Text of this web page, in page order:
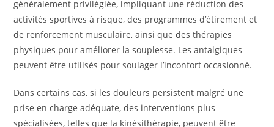
généralement privilégiée, impliquant une réduction des
activités sportives à risque, des programmes d’étirement et
de renforcement musculaire, ainsi que des thérapies
physiques pour améliorer la souplesse. Les antalgiques
peuvent être utilisés pour soulager l’inconfort occasionné.
Dans certains cas, si les douleurs persistent malgré une
prise en charge adéquate, des interventions plus
spécialisées, telles que la kinésithérapie, peuvent être